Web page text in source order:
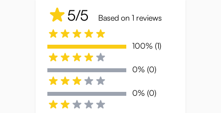
♥ Prachtig gebeeldhouwde voeten en
teennagels - Voor verbazingwekkende
details tot in de kleinste details.
♥ Lichtgewicht metalen skelet: Robuuste
ondersteuning zonder je te verzwaren
5/5 Based on 1 reviews
100% (1)
0% (0)
0% (0)